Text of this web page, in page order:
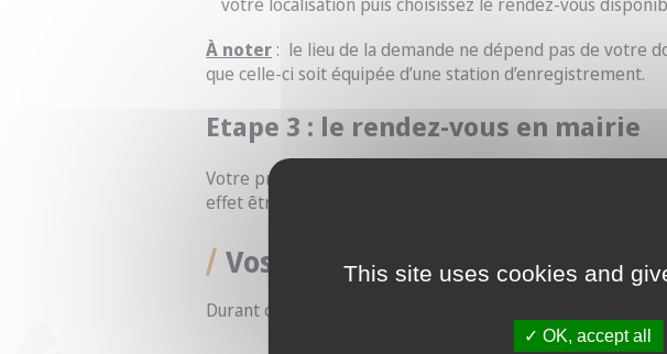
À noter: le lieu de la demande ne dépend pas de votre
que celle-ci soit équipée d’une station d’enregistrement.
Etape 3 : le rendez-vous en mairie
Votre présence est exigée lors du dépôt de la demande,
effet être accompagnés du représentant légal qui exerce
Vos obligations
Durant ce rendez-vous, vous devrez obligatoirement :
This site uses cookies and
OK, accept all